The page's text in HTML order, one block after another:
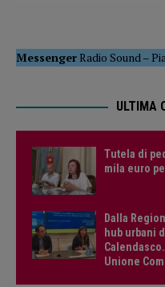
MessengerRadio Sound –
ULTIMA
Tutela di
mila euro
Dalla
hub urbani
Unione